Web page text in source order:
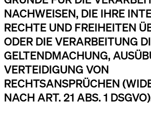
NACHWEISEN, DIE IHRE
RECHTE UND FREIHEITEN
ODER DIE VERARBEITUNG
GELTENDMACHUNG,
VERTEIDIGUNG VON
RECHTSANSPRÜCHEN
NACH ART. 21 ABS. 1